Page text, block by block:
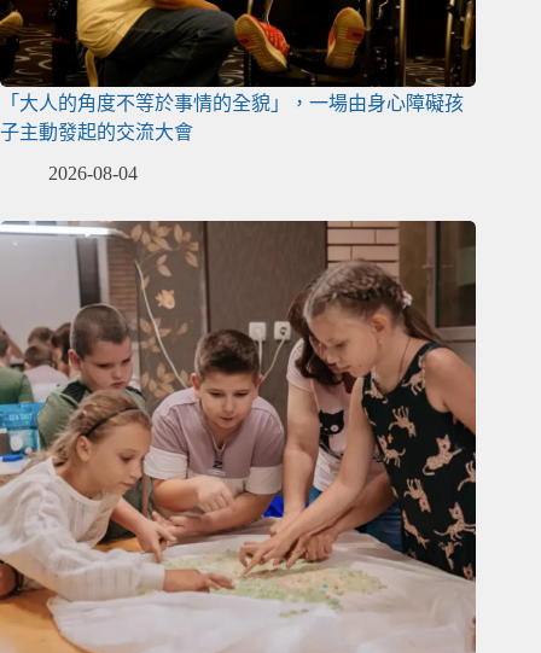
「大人的角度不等於事情的全貌」，一場由身心障礙孩
子主動發起的交流大會
2026-08-04